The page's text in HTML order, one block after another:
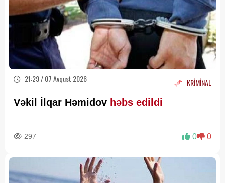
21:29 / 07 Avqust 2026 KRİMİNAL
Vəkil İlqar Həmidov həbs edildi
297 0 0